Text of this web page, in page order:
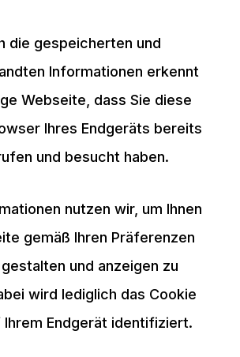
die gespeicherten und
Informationen erkennt
Webseite, dass Sie diese
Ihres Endgeräts bereits
und besucht haben.
nutzen wir, um Ihnen
gemäß Ihren Präferenzen
und anzeigen zu
wird lediglich das Cookie
Endgerät identifiziert.